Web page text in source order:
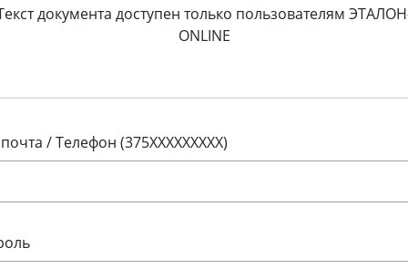
документа доступен только пользователям
ONLINE
/ Телефон (375XXXXXXXXX)